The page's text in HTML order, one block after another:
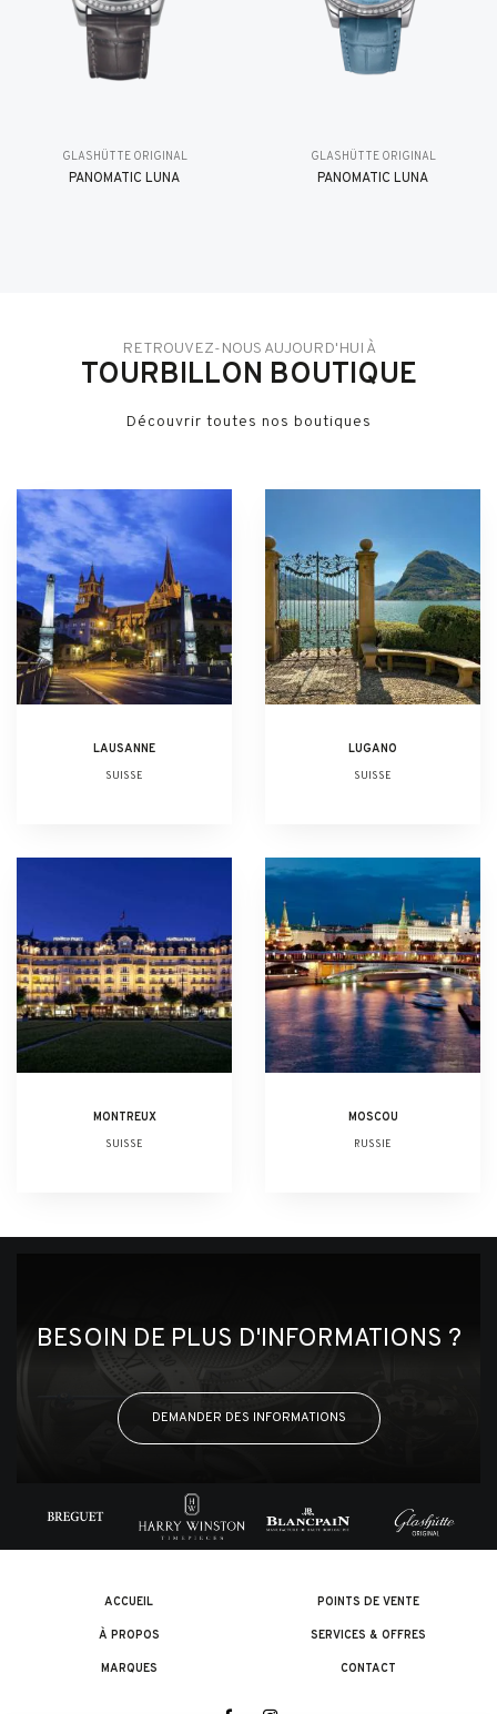
GLASHÜTTE ORIGINAL
PANOMATIC LUNA
GLASHÜTTE ORIGINAL
PANOMATIC LUNA
RETROUVEZ-NOUS AUJOURD'HUI À
TOURBILLON BOUTIQUE
Découvrir toutes nos boutiques
LAUSANNE
SUISSE
LUGANO
SUISSE
MONTREUX
SUISSE
MOSCOU
RUSSIE
BESOIN DE PLUS D'INFORMATIONS ?
DEMANDER DES INFORMATIONS
ACCUEIL
À PROPOS
MARQUES
POINTS DE VENTE
SERVICES & OFFRES
CONTACT